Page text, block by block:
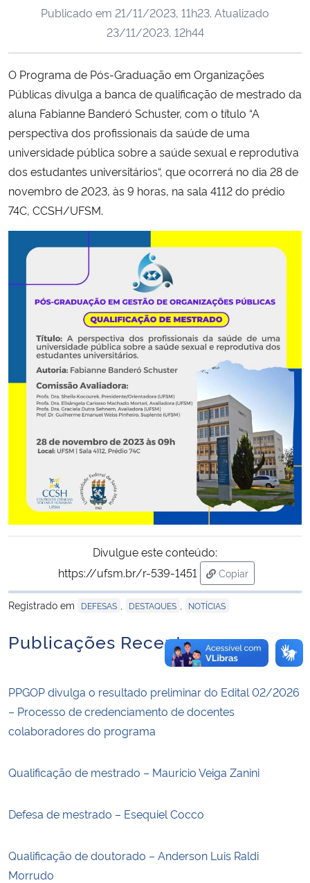
Ministério da Cidadania
Ministério de Minas e Energia
Ministério da Ciência, Tecnologia, Inovações e Comunicações
Ministério do Meio Ambiente
Ministério do Turismo
Ministério do Desenvolvimento Regional
Ministério da Mulher, da Família e dos Direitos Humanos
Secretaria-Geral
Secretaria de Governo
Gabinete de Segurança Institucional
Advocacia-Geral da União
Banco Central do Brasil
Planalto
Publicado em 21/11/2023, 11h23. Atualizado
23/11/2023, 12h44
O Programa de Pós-Graduação em Organizações
Públicas divulga a banca de qualificação de mestrado da
aluna Fabianne Banderó Schuster, com o título “A
perspectiva dos profissionais da saúde de uma
universidade pública sobre a saúde sexual e reprodutiva
dos estudantes universitários“, que ocorrerá no dia 28 de
novembro de 2023, às 9 horas, na sala 4112 do prédio
74C, CCSH/UFSM.
Divulgue este conteúdo:
https://ufsm.br/r-539-1451
Copiar
para área de
Registrado em
DEFESAS DESTAQUES NOTÍCIAS
Publicações Recentes
PPGOP divulga o resultado preliminar do Edital 02/2026
– Processo de credenciamento de docentes
colaboradores do programa
Qualificação de mestrado – Mauricio Veiga Zanini
Defesa de mestrado – Esequiel Cocco
Qualificação de doutorado – Anderson Luis Raldi
Morrudo